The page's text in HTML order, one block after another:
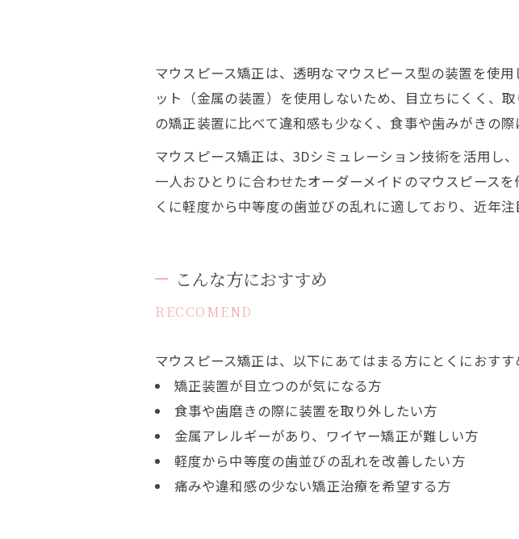
マウスピース矯正は、透明なマウスピース型の装置を使
ット（金属の装置）を使用しないため、目立ちにくく、
の矯正装置に比べて違和感も少なく、食事や歯みがきの
マウスピース矯正は、3Dシミュレーション技術を活用し
一人おひとりに合わせたオーダーメイドのマウスピース
くに軽度から中等度の歯並びの乱れに適しており、近年注
こんな方におすすめ
RECCOMEND
マウスピース矯正は、以下にあてはまる方にとくにおすす
矯正装置が目立つのが気になる方
食事や歯磨きの際に装置を取り外したい方
金属アレルギーがあり、ワイヤー矯正が難しい方
軽度から中等度の歯並びの乱れを改善したい方
痛みや違和感の少ない矯正治療を希望する方